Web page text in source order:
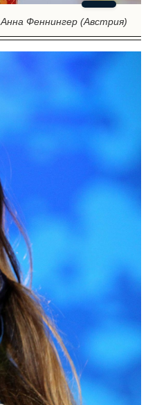
Анна Феннингер (Австрия)